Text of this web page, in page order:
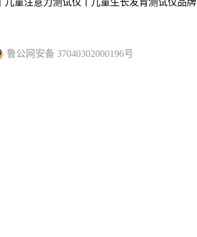
鲁公网安备 37040302000196号